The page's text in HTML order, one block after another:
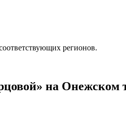
регионов.
на Онежском